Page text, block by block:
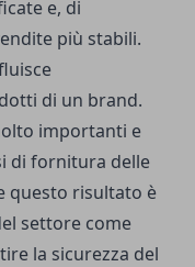
e, di
più stabili.
di un brand.
importanti e
di fornitura delle
questo risultato è
settore come
la sicurezza del